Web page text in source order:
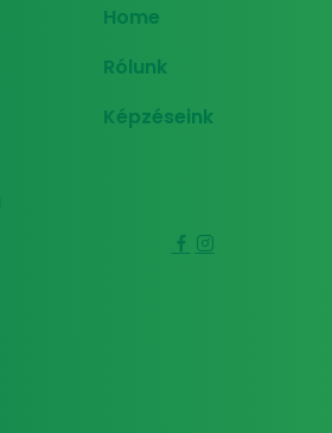
Home
Rólunk
Képzéseink